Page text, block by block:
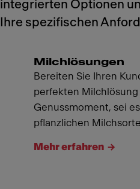
integrierten Optionen
Ihre spezifischen
Milchlösungen
Bereiten Sie Ihren
perfekten Milchlösung
Genussmoment, sei
pflanzlichen
Mehr erfahren